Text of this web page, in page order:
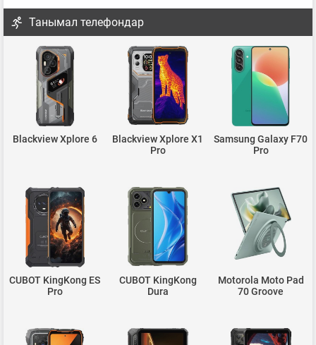
Танымал телефондар
Blackview Xplore 6
Blackview Xplore X1
Pro
Samsung Galaxy F70
Pro
CUBOT KingKong ES
Pro
CUBOT KingKong
Dura
Motorola Moto Pad
70 Groove